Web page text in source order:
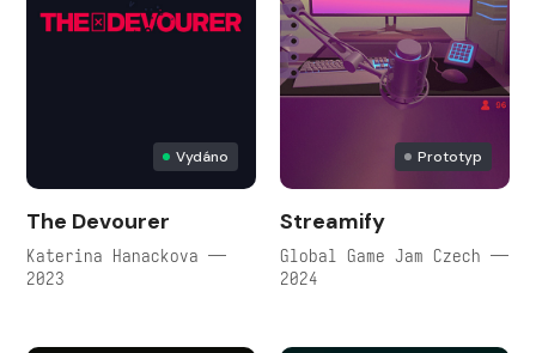
Vydáno
The Devourer
Katerina Hanackova —
2023
Prototyp
Streamify
Global Game Jam Czech —
2024